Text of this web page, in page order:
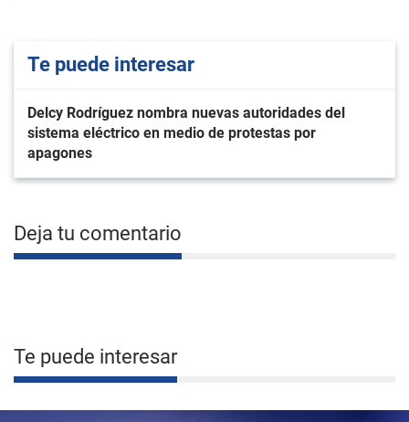
Te puede interesar
Delcy Rodríguez nombra nuevas autoridades del
sistema eléctrico en medio de protestas por
apagones
Deja tu comentario
Te puede interesar